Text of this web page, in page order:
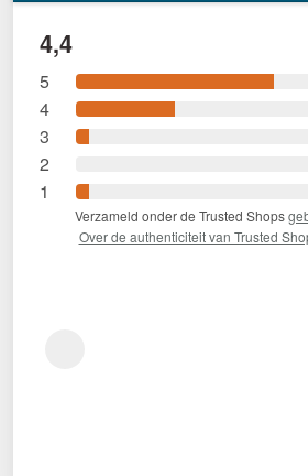
4,4
5
4
3
2
1
Verzameld onder de Trusted Shops
Over de authenticiteit van Trusted